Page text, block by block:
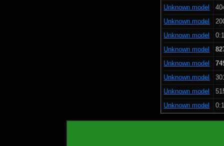
Unknown model
Unknown model
Unknown model
Unknown model
Unknown model
Unknown model
Unknown model
Unknown model